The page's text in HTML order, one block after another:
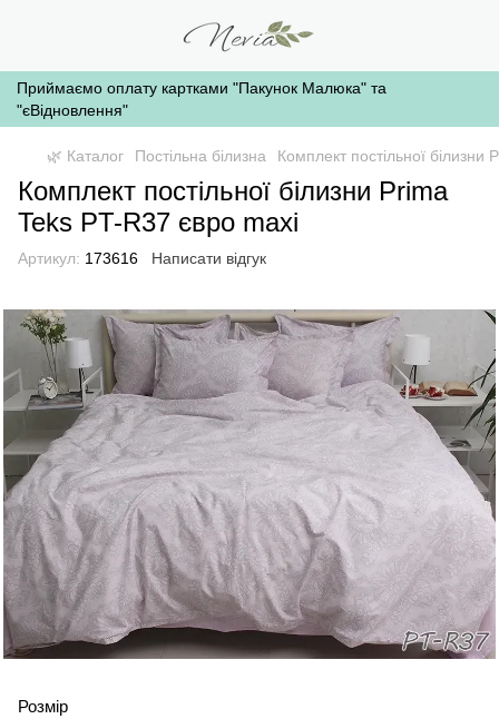
Приймаємо оплату картками "Пакунок Малюка" та
"єВідновлення"
🌿 Каталог Постільна білизна Комплект постільної
Комплект постільної білизни Prima
Teks PT-R37 євро maxi
Артикул: 173616 Написати відгук
Розмір